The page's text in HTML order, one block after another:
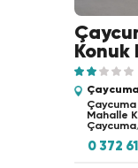
Konuk
Mahalle
0 372